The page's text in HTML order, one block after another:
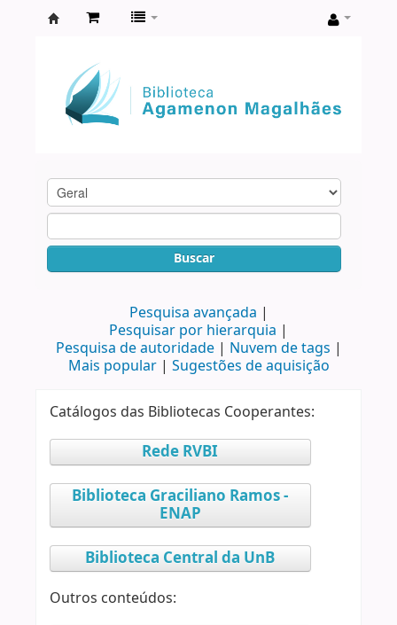
Agamenon
Magalhães
Buscar
Pesquisa avançada
Pesquisar por hierarquia
Pesquisa de autoridade
Nuvem de tags
Mais popular
Sugestões de aquisição
Catálogos das Bibliotecas Cooperantes:
Rede RVBI
Biblioteca Graciliano Ramos -
ENAP
Biblioteca Central da UnB
Outros conteúdos: